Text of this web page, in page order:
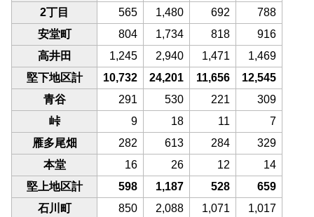
2丁目
565 1,480 692
788
安堂町
804 1,734 818
916
高井田
1,245 2,940 1,471
1,469
堅下地区計
10,732 24,201 11,656
12,545
青谷
291 530 221
309
峠
9 18 11
7
雁多尾畑
282 613 284
329
本堂
16 26 12
14
堅上地区計
598 1,187 528
659
石川町
850 2,088 1,071
1,017